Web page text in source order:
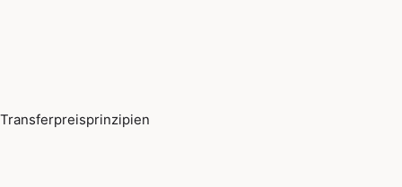
Transferpreisprinzipien